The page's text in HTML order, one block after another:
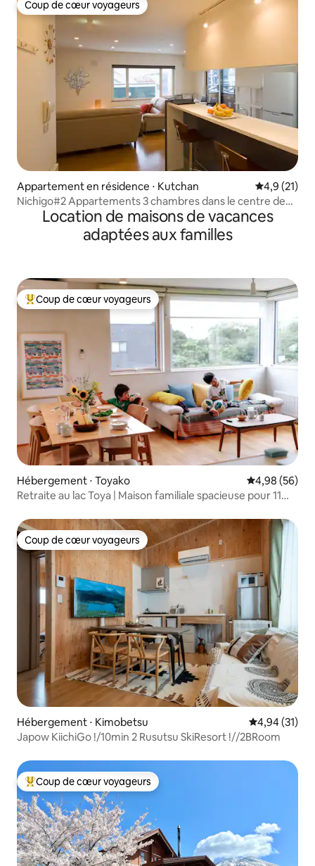
Coup de cœur voyageurs
Coup de cœur voyageurs
Appartement en résidence ⋅ Kutchan Évaluation
4,9 (21)
Nichigo#2 Appartements 3 chambres dans le centre de
HirafuLocation de maisons de vacances
adaptées aux familles
Coups de cœur voyageurs les plus appréciés
Coup de cœur voyageurs
Hébergement ⋅ Toyako Évaluation
4,98 (56)
Retraite au lac Toya | Maison familiale spacieuse pour 11
Coup de cœur voyageurs
Coup de cœur voyageurs
Hébergement ⋅ Kimobetsu Évaluation
4,94 (31)
Japow KiichiGo !/10min 2 Rusutsu SkiResort !//2BRoom
Coups de cœur voyageurs les plus appréciés
Coup de cœur voyageurs